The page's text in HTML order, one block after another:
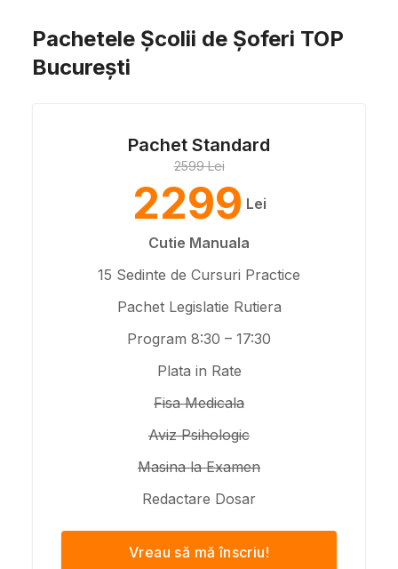
Pachetele Școlii de Șoferi TOP
București
Pachet Standard
2599 Lei
2299 Lei
Cutie Manuala
15 Sedinte de Cursuri Practice
Pachet Legislatie Rutiera
Program 8:30 – 17:30
Plata in Rate
Fisa Medicala
Aviz Psihologic
Masina la Examen
Redactare Dosar
Vreau să mă înscriu!